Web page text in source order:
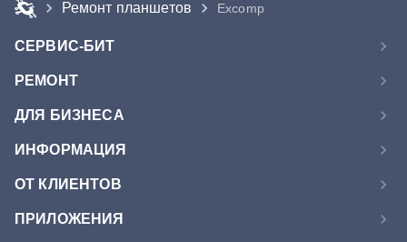
Ремонт планшетов Excomp
СЕРВИС-БИТ
РЕМОНТ
ДЛЯ БИЗНЕСА
ИНФОРМАЦИЯ
ОТ КЛИЕНТОВ
ПРИЛОЖЕНИЯ